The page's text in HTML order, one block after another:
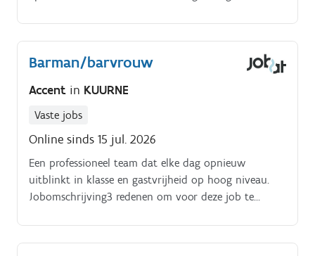
op drukke momenten met veel bestellingen tegelijk.
Barman/barvrouw
Accent in KUURNE
Vaste jobs
Online sinds 15 jul. 2026
Een professioneel team dat elke dag opnieuw
uitblinkt in klasse en gastvrijheid op hoog niveau.
Jobomschrijving3 redenen om voor deze job te